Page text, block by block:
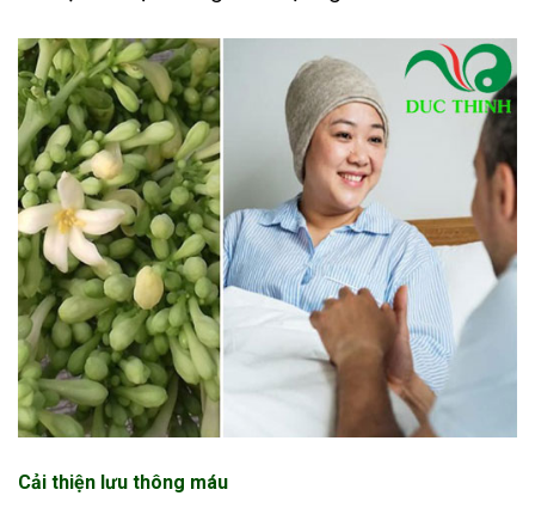
Cải thiện lưu thông máu